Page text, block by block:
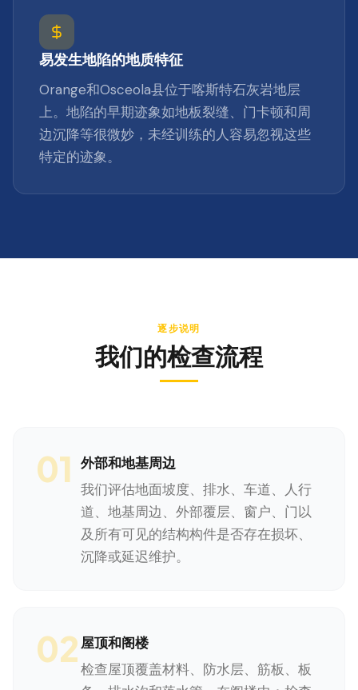
易发生地陷的地质特征
Orange和Osceola县位于喀斯特石灰岩地层
上。地陷的早期迹象如地板裂缝、门卡顿和周
边沉降等很微妙，未经训练的人容易忽视这些
特定的迹象。
逐步说明
我们的检查流程
01 外部和地基周边
我们评估地面坡度、排水、车道、人行
道、地基周边、外部覆层、窗户、门以
及所有可见的结构构件是否存在损坏、
沉降或延迟维护。
02 屋顶和阁楼
检查屋顶覆盖材料、防水层、筋板、板